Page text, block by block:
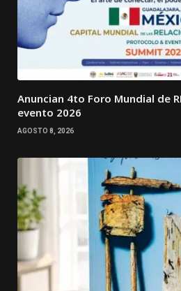
Anuncian 4to Foro Mundial de
evento 2026
AGOSTO 8, 2026